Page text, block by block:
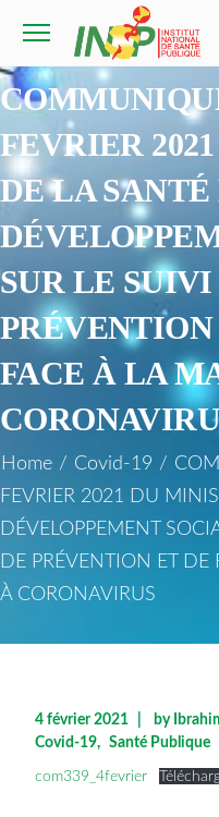
FEVRIER
DE LA SANTÉ
SUR LE SUIVI
FACE À LA
Home / Covid-19 /
FEVRIER 2021 DU
DÉVELOPPEMENT
DE PRÉVENTION ET DE
À CORONAVIRUS
4 février 2021 by
Covid-19
Santé Publique
com339_4fevrier